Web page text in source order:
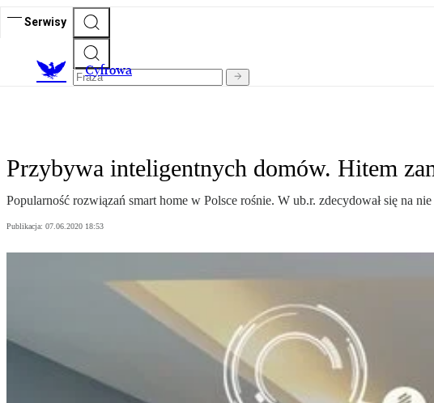
Serwisy
Cyfrowa
Przybywa inteligentnych domów. Hitem
Popularność rozwiązań smart home w Polsce rośnie. W ub.r. zdecydował się na
Publikacja: 07.06.2020 18:53